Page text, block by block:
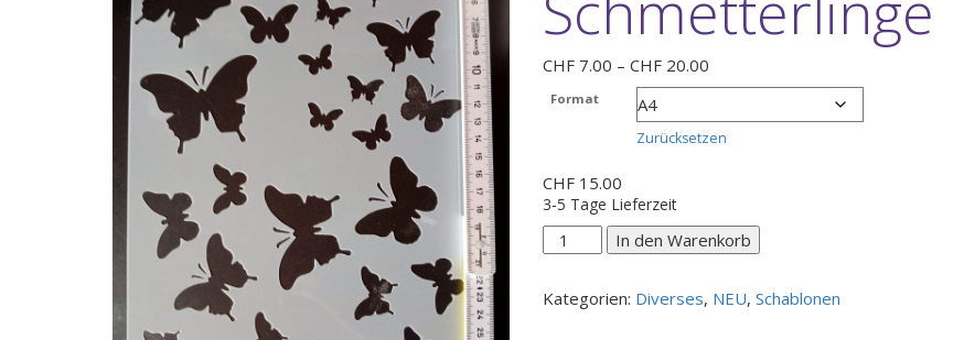
CHF 7.00 – CHF 20.00
CHF 7.00
CHF 20.00
Format
Zurücksetzen
CHF 15.00
3-5 Tage Lieferzeit
div.
Schmetterlinge
In den Warenkorb
Kategorien: Diverses, NEU, Schablonen